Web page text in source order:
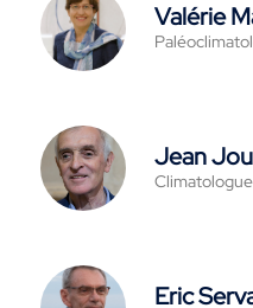
Valérie
Jean
Climatologue
Eric